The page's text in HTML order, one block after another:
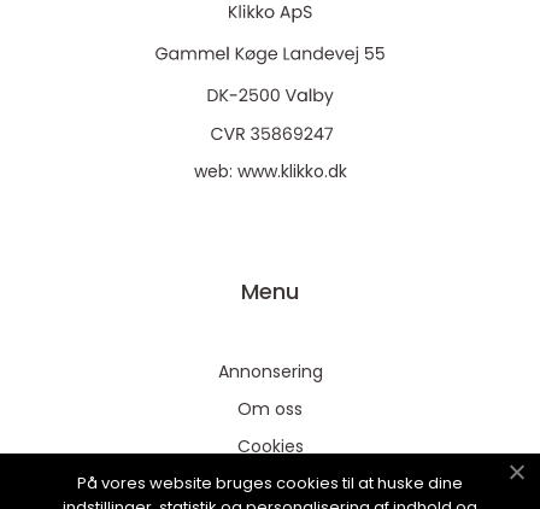
web: www.klikko.dk
Menu
Annonsering
Om oss
Cookies
Kontakta oss
På vores website bruges cookies til at huske dine